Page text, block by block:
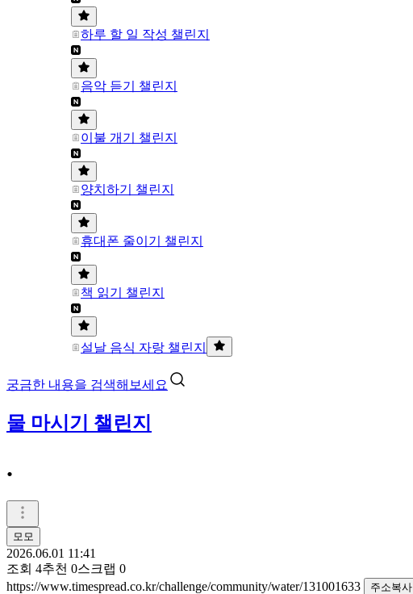
하루 할 일 작성 챌린지
음악 듣기 챌린지
이불 개기 챌린지
양치하기 챌린지
휴대폰 줄이기 챌린지
책 읽기 챌린지
설날 음식 자랑 챌린지
궁금한 내용을 검색해보세요
물 마시기 챌린지
.
모모
2026.06.01 11:41
조회 4추천 0스크랩 0
https://www.timespread.co.kr/challenge/community/water/131001633
주소복사